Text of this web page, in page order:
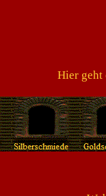
Hier geht